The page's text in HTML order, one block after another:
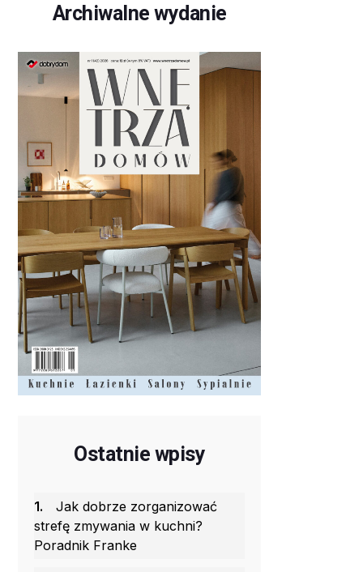
Archiwalne wydanie
Ostatnie wpisy
1.
Jak dobrze zorganizować
strefę zmywania w kuchni?
Poradnik Franke